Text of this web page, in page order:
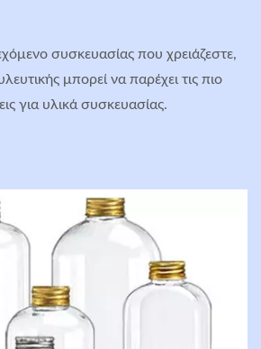
συσκευασίας που χρειάζεστε,
μπορεί να παρέχει τις πιο
για υλικά συσκευασίας.